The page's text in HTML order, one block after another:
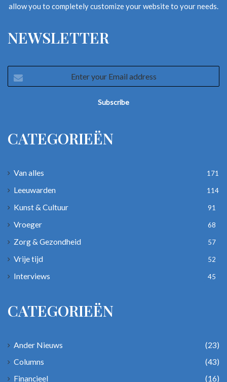
allow you to completely customize your website to your needs.
NEWSLETTER
your
CATEGORIEËN
Van alles 171
Leeuwarden 114
Kunst & Cultuur 91
Vroeger 68
Zorg & Gezondheid 57
Vrije tijd 52
Interviews 45
CATEGORIEËN
Ander Nieuws
(23)
Columns
(43)
Financieel
(16)